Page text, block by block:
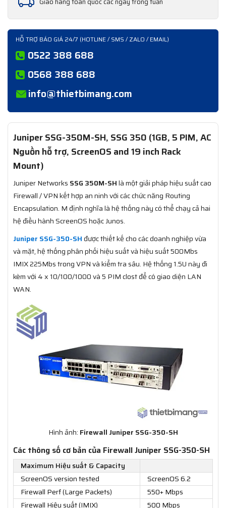
HỖ TRỢ BÁO GIÁ 24/7 (HOTLINE / SMS / ZALO / EMAIL)
0522 388 688
0568 388 688
info@thietbimang.com
Juniper SSG-350M-SH, SSG 350 (1GB, 5 PIM, AC
Nguồn hỗ trợ, ScreenOS and 19 inch Rack
Mount)
Juniper Networks SSG 350M-SHlà một giải pháp hiệu suất cao
Firewall / VPN kết hợp an ninh với các chức năng Routing
Encapsulation. M định nghĩa là hệ thống này có thể chạy cả hai
hệ điều hành ScreenOS hoặc Junos.
Juniper SSG-350-SH được thiết kế cho các doanh nghiệp vừa
và mặt, hệ thống phân phối hiệu suất và hiệu suất 500Mbs
IMIX 225Mbs trong VPN và kiểm tra sâu. Hệ thống 1.5U này đi
kèm với 4 x 10/100/1000 và 5 PIM clost để có giao diện LAN
WAN.
Hình ảnh: Firewall Juniper SSG-350-SH
Các thông số cơ bản của Firewall Juniper SSG-350-SH
Maximum Hiệu suất & Capacity
ScreenOS version tested
ScreenOS 6.2
Firewall Perf (Large Packets)
550+ Mbps
Firewall Hiệu suất (IMIX)
500 Mbps